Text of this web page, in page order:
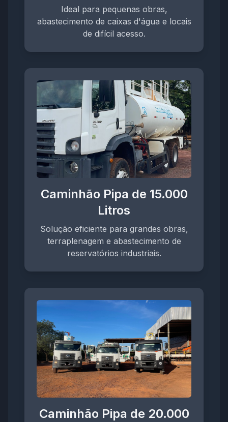
Ideal para pequenas obras,
abastecimento de caixas d'água e locais
de difícil acesso.
Caminhão Pipa de 15.000
Litros
Solução eficiente para grandes obras,
terraplenagem e abastecimento de
reservatórios industriais.
Caminhão Pipa de 20.000